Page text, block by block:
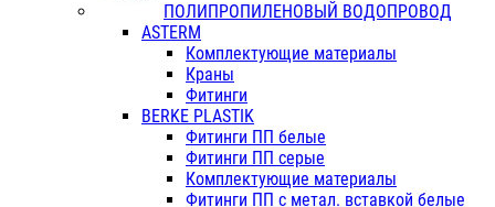
ПОЛИПРОПИЛЕНОВЫЙ ВОДОПРОВОД
ASTERM
Комплектующие материалы
Краны
Фитинги
BERKE PLASTIK
Фитинги ПП белые
Фитинги ПП серые
Комплектующие материалы
Фитинги ПП с метал. вставкой белые